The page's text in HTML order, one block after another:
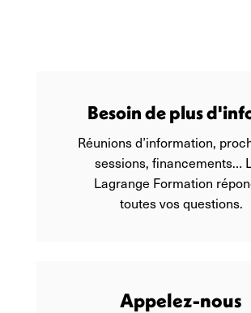
Besoin de plus
Réunions d’information,
sessions, financements…
Lagrange Formation
toutes vos questions.
Appelez-nous